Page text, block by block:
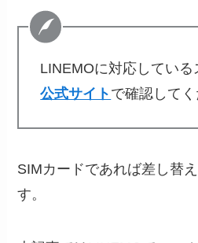
LINEMOに対応している
公式サイト で確認してく
SIMカードであれば差し替
す。